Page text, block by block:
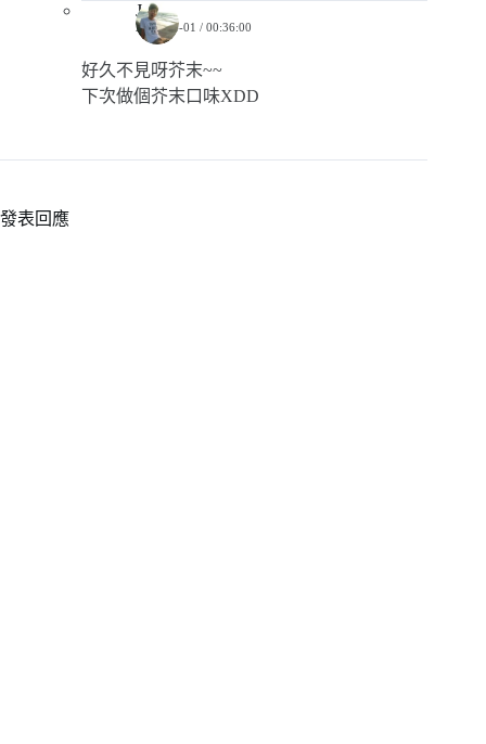
Jerry
2016-04-01 / 00:36:00
好久不見呀芥末~~
下次做個芥末口味XDD
發表回應